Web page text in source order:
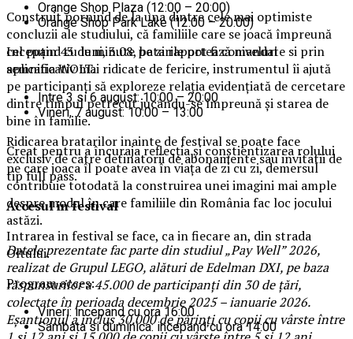
Construit pornind de la una dintre cele mai optimiste
concluzii ale studiului, că familiile care se joacă împreună
cel puțin 43 de minute pe zi raportează niveluri
semnificativ mai ridicate de fericire, instrumentul îi ajută
pe participanți să exploreze relația evidențiată de cercetare
dintre timpul petrecut jucându-se împreună și starea de
bine în familie.
Creat pentru a încuraja reflecția și conștientizarea rolului
pe care joaca îl poate avea în viața de zi cu zi, demersul
contribuie totodată la construirea unei imagini mai ample
despre modul în care familiile din România fac loc jocului
astăzi.
Datele prezentate fac parte din studiul „Pay Well” 2026,
realizat de Grupul LEGO, alături de Edelman DXI, pe baza
răspunsurilor a 45.000 de participanți din 30 de țări,
colectate în perioada decembrie 2025 – ianuarie 2026.
Eșantionul a inclus 30.000 de părinți cu copii cu vârste între
Orange Shop Plaza (12:00 – 20:00)
Orange Shop Park Lake (12:00 – 20:00)
Incepand cu luni, 3.08, batarile pot fi comandate si prin
aplicatia WOLT.
Intre 3 si 6 august: 10:00 – 20:00
Vineri, 7 august: 10:00 – 13:00
Ridicarea bratarilor inainte de festival se poate face
exclusiv de catre detinatorii de abonamente sau invitatii de
tip full pass.
Accesul in festival
Intrarea in festival se face, ca in fiecare an, din strada
Oltului.
Program acces:
Vineri: incepand cu ora 16:00
Sambata si duminica: incepand cu ora 14:00